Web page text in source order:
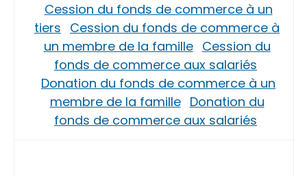
Cession du fonds de commerce à un
tiers Cession du fonds de commerce à
un membre de la famille Cession du
fonds de commerce aux salariés
Donation du fonds de commerce à un
membre de la famille Donation du
fonds de commerce aux salariés